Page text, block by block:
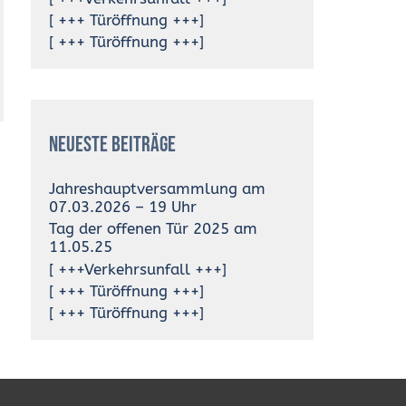
[ +++ Türöffnung +++]
[ +++ Türöffnung +++]
Neueste Beiträge
Jahreshauptversammlung am
07.03.2026 – 19 Uhr
Tag der offenen Tür 2025 am
11.05.25
[ +++Verkehrsunfall +++]
[ +++ Türöffnung +++]
[ +++ Türöffnung +++]